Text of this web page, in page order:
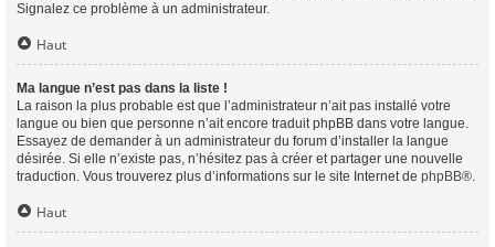
Signalez ce problème à un administrateur.
Haut
Ma langue n’est pas dans la liste !
La raison la plus probable est que l’administrateur n’ait pas installé votre
langue ou bien que personne n’ait encore traduit phpBB dans votre langue.
Essayez de demander à un administrateur du forum d’installer la langue
désirée. Si elle n’existe pas, n’hésitez pas à créer et partager une nouvelle
traduction. Vous trouverez plus d’informations sur le site Internet de phpBB®.
Haut